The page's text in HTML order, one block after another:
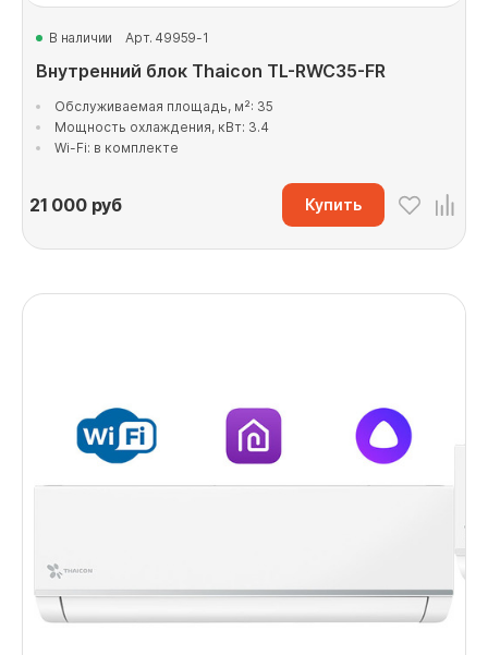
В наличии Арт. 49959-1
Внутренний блок Thaicon TL-RWC35-FR
Обслуживаемая площадь, м²: 35
Мощность охлаждения, кВт: 3.4
Wi-Fi: в комплекте
21 000руб Купить